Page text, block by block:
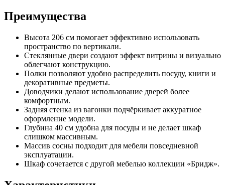
Преимущества
Высота 206 см помогает эффективно использовать
пространство по вертикали.
Стеклянные двери создают эффект витрины и визуально
облегчают конструкцию.
Полки позволяют удобно распределить посуду, книги и
декоративные предметы.
Доводчики делают использование дверей более
комфортным.
Задняя стенка из вагонки подчёркивает аккуратное
оформление модели.
Глубина 40 см удобна для посуды и не делает шкаф
слишком массивным.
Массив сосны подходит для мебели повседневной
эксплуатации.
Шкаф сочетается с другой мебелью коллекции «Бридж».